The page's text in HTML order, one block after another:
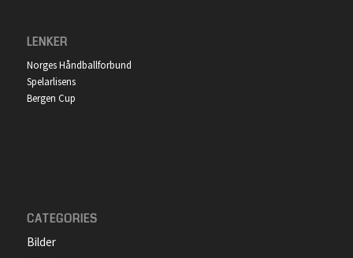
LENKER
Norges Håndballforbund
Spelarlisens
Bergen Cup
CATEGORIES
Bilder